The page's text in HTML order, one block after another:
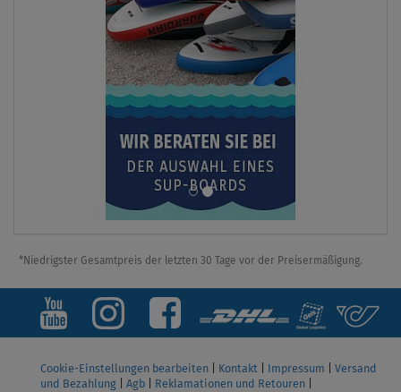
*Niedrigster Gesamtpreis der letzten 30 Tage vor der Preisermäßigung.
Cookie-Einstellungen bearbeiten Kontakt Impressum
Versand
und Bezahlung
Agb Reklamationen und Retouren